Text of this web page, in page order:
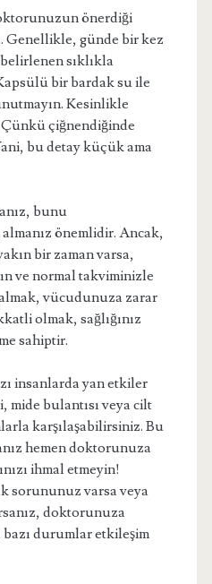
önerdiği
Genellikle, günde bir kez
sıklıkla
bir bardak su ile
Kesinlikle
çiğnendiğinde
bu detay küçük ama
bunu
almanız önemlidir. Ancak,
bir zaman varsa,
ve normal takviminizle
vücudunuza zarar
olmak, sağlığınız
sahiptir.
insanlarda yan etkiler
mide bulantısı veya cilt
karşılaşabilirsiniz. Bu
hemen doktorunuza
ihmal etmeyin!
sorununuz varsa veya
doktorunuza
durumlar etkileşim